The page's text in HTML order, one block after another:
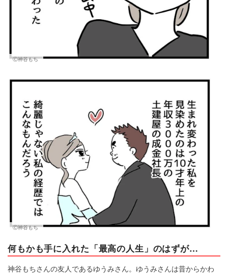
Ⓒ神谷もち
Ⓒ神谷もち
何もかも手に入れた「最高の人生」のはずが…
神谷もちさんの友人であるゆうみさん。ゆうみさんは昔からかわ